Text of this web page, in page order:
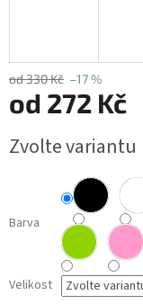
od 330 Kč –17 %
od 272 Kč
cena:
Zvolte variantu
Barva
Velikost